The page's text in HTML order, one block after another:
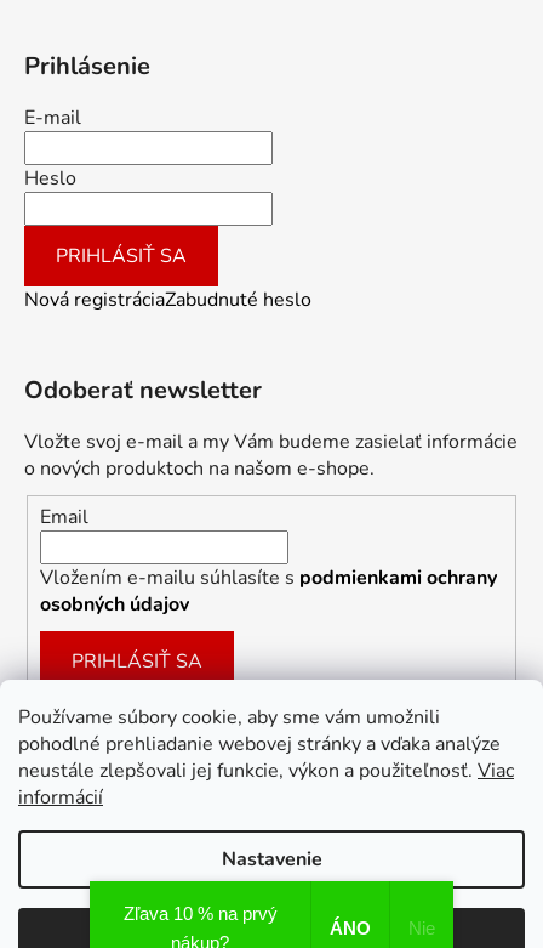
Používame súbory cookie, aby sme vám umožnili
pohodlné prehliadanie webovej stránky a vďaka analýze
neustále zlepšovali jej funkcie, výkon a použiteľnosť. Viac
informácií
Nastavenie
Odmietnuť Súhlasím
Prihlásenie
E-mail
Heslo
PRIHLÁSIŤ SA
Nová registráciaZabudnuté heslo
Odoberať newsletter
Vložte svoj e-mail a my Vám budeme zasielať informácie
o nových produktoch na našom e-shope.
Email
Vložením e-mailu súhlasíte s podmienkami ochrany
osobných údajov
PRIHLÁSIŤ SA
Facebook
Vytvoril Shoptet
Zľava 10 % na prvý
nákup?
ÁNO Nie